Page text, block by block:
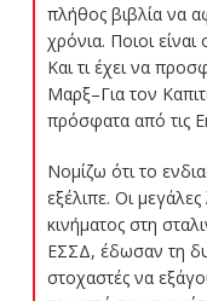
πλήθος βιβλία να
χρόνια. Ποιοι
Και τι έχει να
Μαρξ–Για τον
πρόσφατα από τις
Νομίζω ότι το
εξέλιπε. Οι
κινήματος στη
ΕΣΣΔ, έδωσαν τη
στοχαστές να